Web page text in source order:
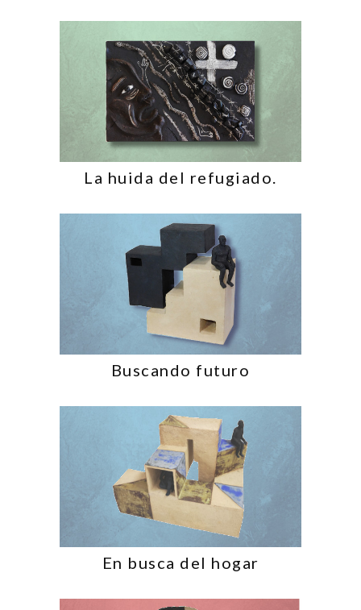
La huida del refugiado.
Buscando futuro
En busca del hogar